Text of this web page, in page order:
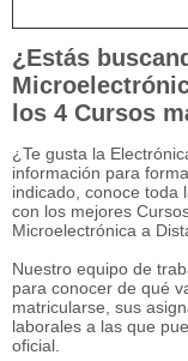
¿Estás
los 4 Cursos
¿Te gusta la
información para
indicado, conoce toda
con los mejores
Microelectrónica a
Nuestro equipo de
para conocer de qué
matricularse, sus
laborales a las que
oficial.